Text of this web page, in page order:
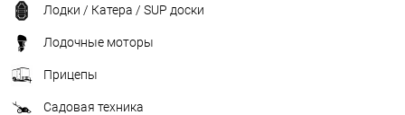
Лодки / Катера / SUP доски
Лодочные моторы
Прицепы
Садовая техника